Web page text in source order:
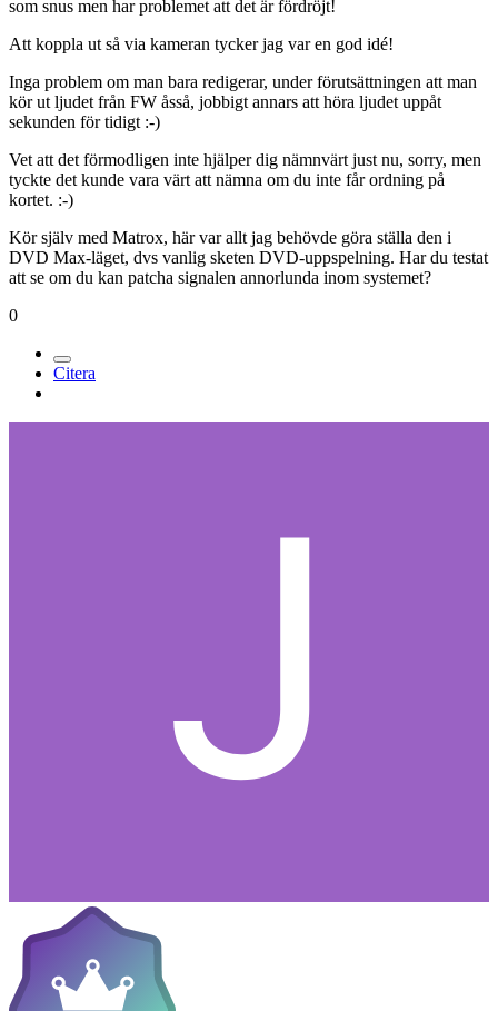
som snus men har problemet att det är fördröjt!
Att koppla ut så via kameran tycker jag var en god idé!
Inga problem om man bara redigerar, under förutsättningen att man
kör ut ljudet från FW åsså, jobbigt annars att höra ljudet uppåt
sekunden för tidigt :-)
Vet att det förmodligen inte hjälper dig nämnvärt just nu, sorry, men
tyckte det kunde vara värt att nämna om du inte får ordning på
kortet. :-)
Kör själv med Matrox, här var allt jag behövde göra ställa den i
DVD Max-läget, dvs vanlig sketen DVD-uppspelning. Har du testat
att se om du kan patcha signalen annorlunda inom systemet?
0
Citera